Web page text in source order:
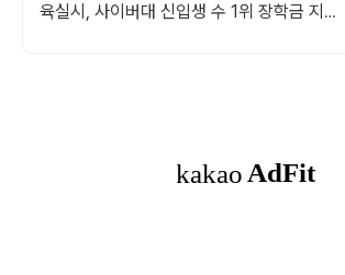
육실시, 사이버대 신입생 수 1위 장학금 지급